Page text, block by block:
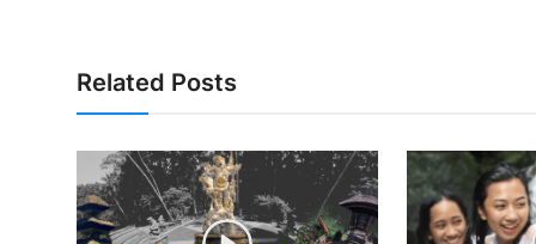
Related Posts